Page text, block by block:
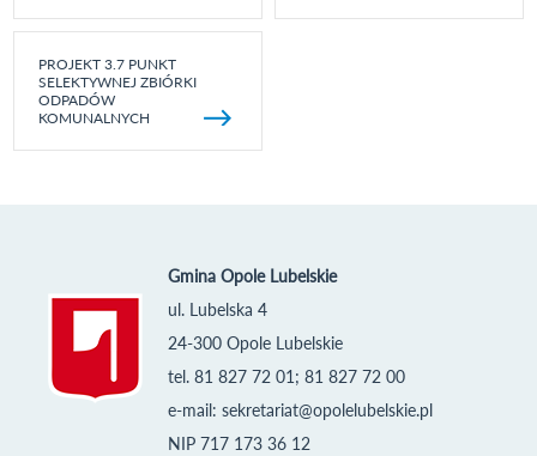
PROJEKT 3.7 PUNKT
SELEKTYWNEJ ZBIÓRKI
ODPADÓW
KOMUNALNYCH
Gmina Opole Lubelskie
ul. Lubelska 4
24-300 Opole Lubelskie
tel. 81 827 72 01; 81 827 72 00
e-mail: sekretariat@opolelubelskie.pl
NIP 717 173 36 12